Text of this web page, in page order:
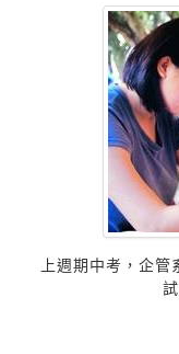
上週期中考，企